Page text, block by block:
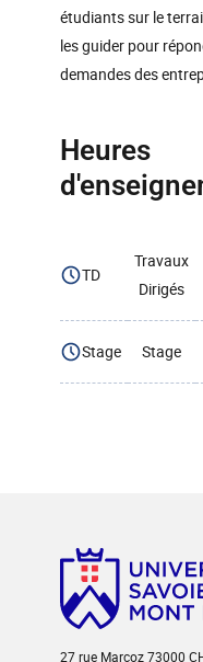
étudiants sur le
les guider pour
demandes des
Heures
TD
Travaux
Dirigés
Stage Stage
27 rue Marcoz 73000